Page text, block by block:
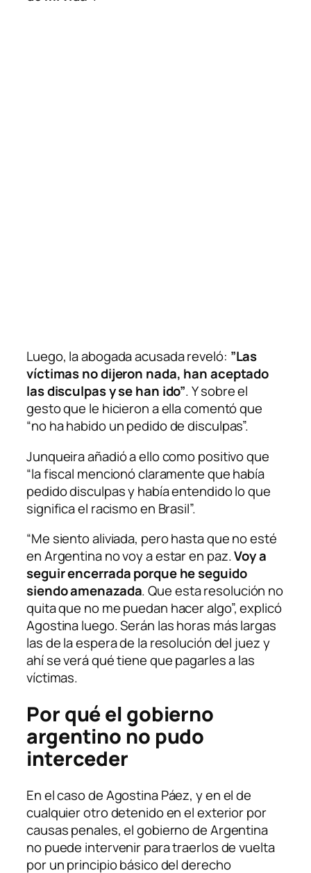
Luego, la abogada acusada reveló: ”Las
víctimas no dijeron nada, han aceptado
las disculpas y se han ido”. Y sobre el
gesto que le hicieron a ella comentó que
“no ha habido un pedido de disculpas”.
Junqueira añadió a ello como positivo que
“la fiscal mencionó claramente que había
pedido disculpas y había entendido lo que
significa el racismo en Brasil”.
“Me siento aliviada, pero hasta que no esté
en Argentina no voy a estar en paz.Voy a
seguir encerrada porque he seguido
siendo amenazada. Que esta resolución no
quita que no me puedan hacer algo”, explicó
Agostina luego. Serán las horas más largas
las de la espera de la resolución del juez y
ahí se verá qué tiene que pagarles a las
víctimas.
Por qué el gobierno
argentino no pudo
interceder
En el caso de Agostina Páez, y en el de
cualquier otro detenido en el exterior por
causas penales, el gobierno de Argentina
no puede intervenir para traerlos de vuelta
por un principio básico del derecho